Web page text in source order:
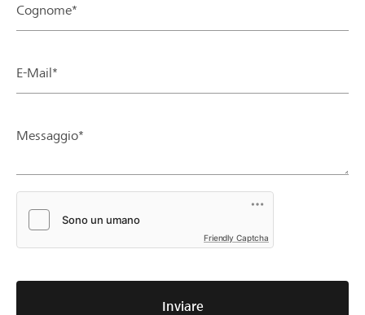
Cognome*
E-Mail*
Messaggio*
Friendly Captcha
Inviare